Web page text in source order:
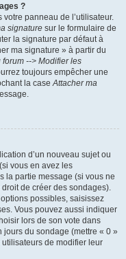
?
panneau de l’utilisateur.
signature sur le formulaire de
la signature par défaut à
ma signature » à partir du
--> Modifier les
toujours empêcher une
la caseAttacher ma
d’un nouveau sujet ou
vous en avez les
la partie message (si vous ne
de créer des sondages).
possibles, saisissez
Vous pouvez aussi indiquer
lors de son vote dans
jours du sondage (mettre « 0 »
de modifier leur